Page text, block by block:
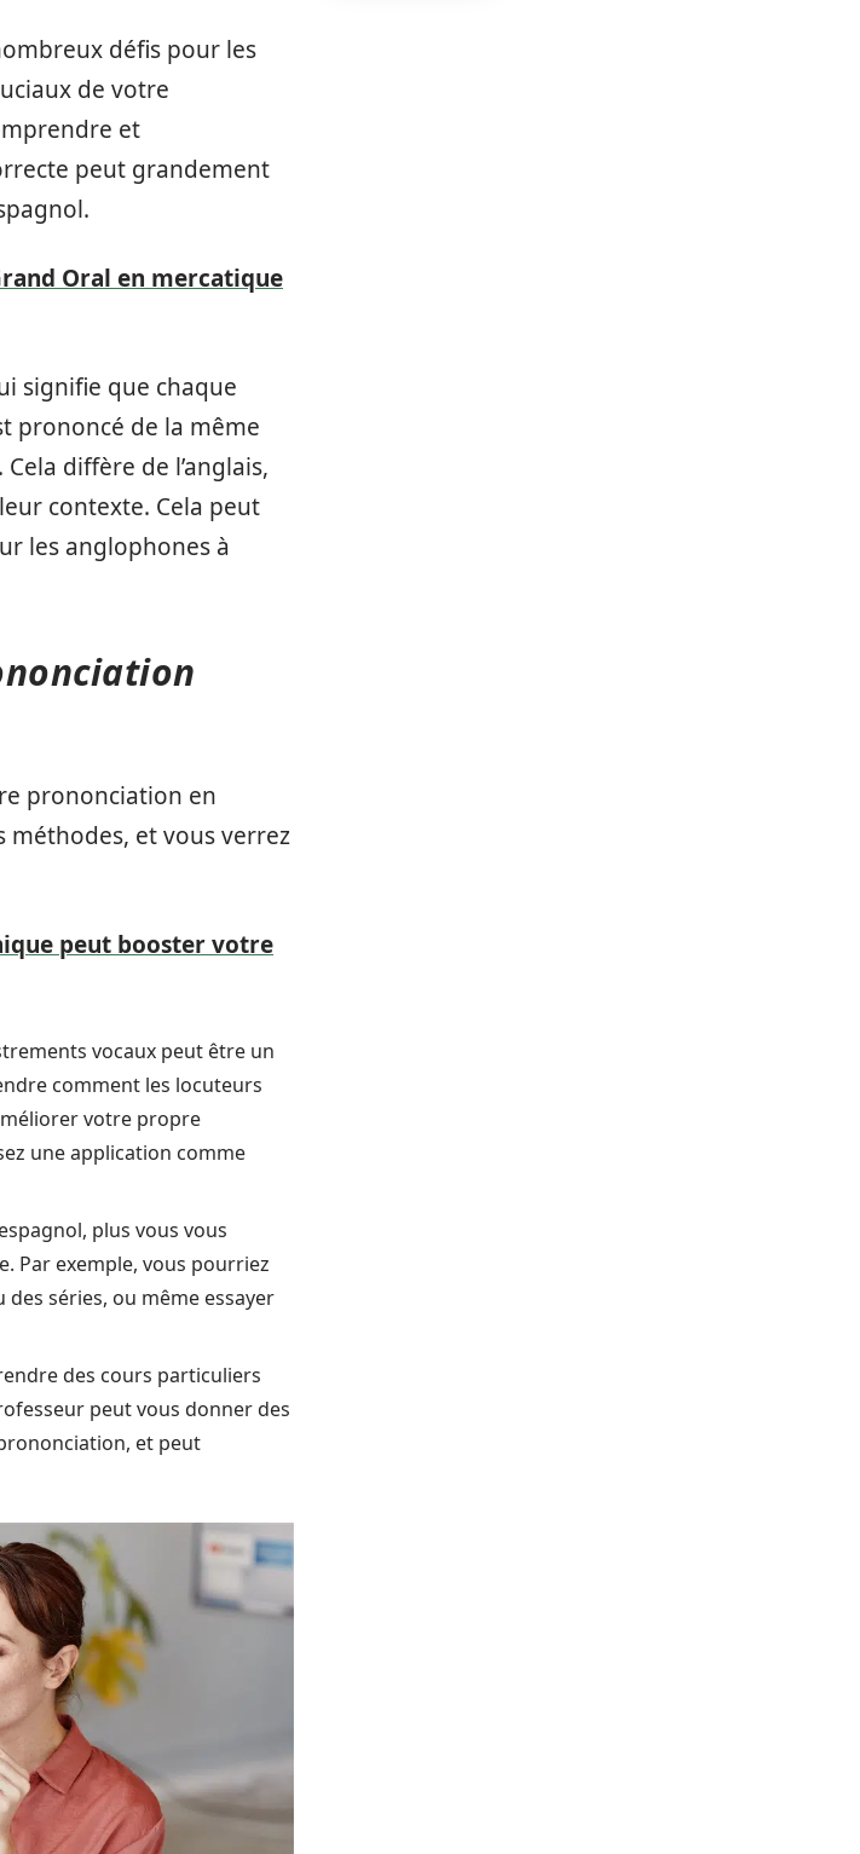
défis pour les
de votre
et
peut grandement
Oral en mercatique
signifie que chaque
prononcé de la même
diffère de l’anglais,
contexte. Cela peut
les anglophones à
prononciation en
et vous verrez
peut booster votre
vocaux peut être un
comment les locuteurs
votre propre
une application comme
plus vous vous
Par exemple, vous pourriez
séries, ou même essayer
des cours particuliers
peut vous donner des
et peut